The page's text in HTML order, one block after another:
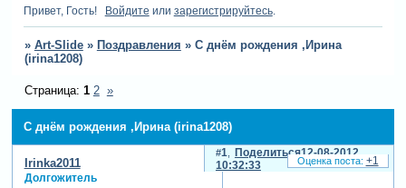
Привет, Гость! Войдите или зарегистрируйтесь.
» Art-Slide » Поздравления » С днём рождения ,Ирина
(irina1208)
С днём рождения ,Ирина (irina1208)
Страница: 1 2 »
Поделиться
1
12-08-2012
10:32:33
Irinka2011
Долгожитель
+1